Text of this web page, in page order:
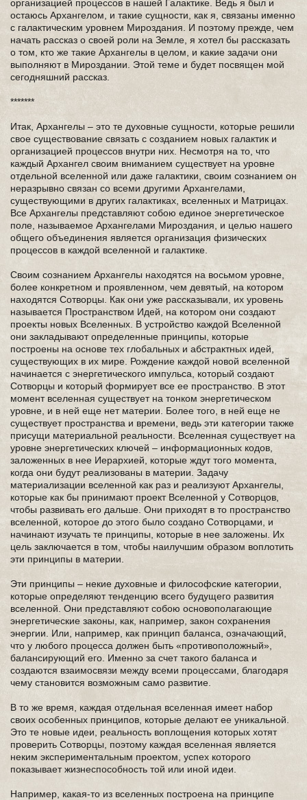
организацией процессов в нашей Галактике. Ведь я был и
остаюсь Архангелом, и такие сущности, как я, связаны именно
с галактическим уровнем Мироздания. И поэтому прежде, чем
начать рассказ о своей роли на Земле, я хотел бы рассказать
о том, кто же такие Архангелы в целом, и какие задачи они
выполняют в Мироздании. Этой теме и будет посвящен мой
сегодняшний рассказ.
*******
Итак, Архангелы – это те духовные сущности, которые решили
свое существование связать с созданием новых галактик и
организацией процессов внутри них. Несмотря на то, что
каждый Архангел своим вниманием существует на уровне
отдельной вселенной или даже галактики, своим сознанием он
неразрывно связан со всеми другими Архангелами,
существующими в других галактиках, вселенных и Матрицах.
Все Архангелы представляют собою единое энергетическое
поле, называемое Архангелами Мироздания, и целью нашего
общего объединения является организация физических
процессов в каждой вселенной и галактике.
Своим сознанием Архангелы находятся на восьмом уровне,
более конкретном и проявленном, чем девятый, на котором
находятся Сотворцы. Как они уже рассказывали, их уровень
называется Пространством Идей, на котором они создают
проекты новых Вселенных. В устройство каждой Вселенной
они закладывают определенные принципы, которые
построены на основе тех глобальных и абстрактных идей,
существующих в их мире. Рождение каждой новой вселенной
начинается с энергетического импульса, который создают
Сотворцы и который формирует все ее пространство. В этот
момент вселенная существует на тонком энергетическом
уровне, и в ней еще нет материи. Более того, в ней еще не
существует пространства и времени, ведь эти категории также
присущи материальной реальности. Вселенная существует на
уровне энергетических ключей – информационных кодов,
заложенных в нее Иерархией, которые ждут того момента,
когда они будут реализованы в материи. Задачу
материализации вселенной как раз и реализуют Архангелы,
которые как бы принимают проект Вселенной у Сотворцов,
чтобы развивать его дальше. Они приходят в то пространство
вселенной, которое до этого было создано Сотворцами, и
начинают изучать те принципы, которые в нее заложены. Их
цель заключается в том, чтобы наилучшим образом воплотить
эти принципы в материи.
Эти принципы – некие духовные и философские категории,
которые определяют тенденцию всего будущего развития
вселенной. Они представляют собою основополагающие
энергетические законы, как, например, закон сохранения
энергии. Или, например, как принцип баланса, означающий,
что у любого процесса должен быть «противоположный»,
балансирующий его. Именно за счет такого баланса и
создаются взаимосвязи между всеми процессами, благодаря
чему становится возможным само развитие.
В то же время, каждая отдельная вселенная имеет набор
своих особенных принципов, которые делают ее уникальной.
Это те новые идеи, реальность воплощения которых хотят
проверить Сотворцы, поэтому каждая вселенная является
неким экспериментальным проектом, успех которого
показывает жизнеспособность той или иной идеи.
Например, какая-то из вселенных построена на принципе